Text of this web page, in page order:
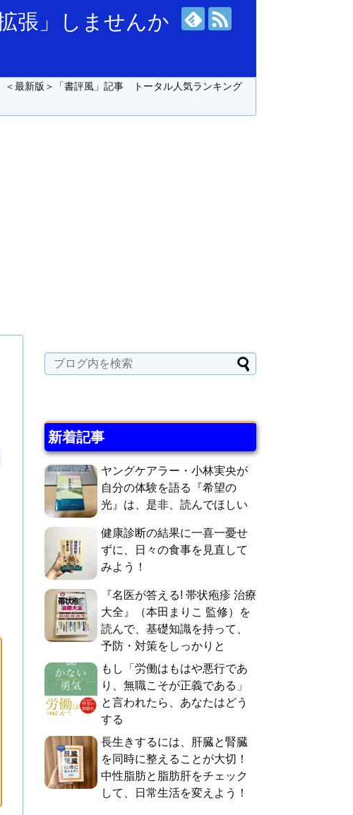
張」しませんか
＜最新版＞「書評風」記事 トータル人気ランキング
新着記事
ヤングケアラー・小林実央が
自分の体験を語る『希望の
光』は、是非、読んでほしい
健康診断の結果に一喜一憂せ
ずに、日々の食事を見直して
みよう！
『名医が答える! 帯状疱疹 治療
大全』（本田まりこ 監修）を
読んで、基礎知識を持って、
予防・対策をしっかりと
もし「労働はもはや悪行であ
り、無職こそが正義である」
と言われたら、あなたはどう
する
長生きするには、肝臓と腎臓
を同時に整えることが大切！
中性脂肪と脂肪肝をチェック
して、日常生活を変えよう！